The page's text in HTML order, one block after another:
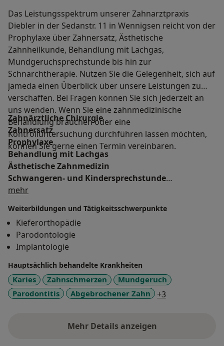
Das Leistungsspektrum unserer Zahnarztpraxis
Diebler in der Sedanstr. 11 in Wennigsen reicht von der
Prophylaxe über Zahnersatz, Ästhetische
Zahnheilkunde, Behandlung mit Lachgas,
Mundgeruchsprechstunde bis hin zur
Schnarchtherapie. Nutzen Sie die Gelegenheit, sich auf
jameda einen Überblick über unsere Leistungen zu
verschaffen. Bei Fragen können Sie sich jederzeit an
uns wenden. Wenn Sie eine zahnmedizinische
Behandlung brauchen oder eine
Kontrolluntersuchung durchführen lassen möchten,
können Sie gerne einen Termin vereinbaren.
Zahnärztliche Chirurgie
Zahnersatz
Prophylaxe
Behandlung mit Lachgas
Ästhetische Zahnmedizin
Schwangeren- und Kindersprechstunde
Mundgeruchsprechstunde
Schnarchtherapie
Hausbesuche und Pflegeheimbetreuung
mehrÜber mich
Weiterbildungen und Tätigkeitsschwerpunkte
Kieferorthopädie
Parodontologie
Implantologie
Hauptsächlich behandelte Krankheiten
Karies Zahnschmerzen
Mundgeruch
Parodontitis
Abgebrochener Zahn +3
Mehr Details anzeigen
über Erfahrungen